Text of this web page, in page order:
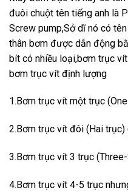
đuôi chuột tên tiếng anh là
Screw pump,Sở dĩ nó có
thân bơm được dẫn động
bít có nhiều loại,bơm trục
bơm trục vít định lượng
1.Bơm trục vít một trục
2.Bơm trục vít đôi (Hai
3.Bơm trục vít 3 trục
4.Bơm trục vít 4-5 trục